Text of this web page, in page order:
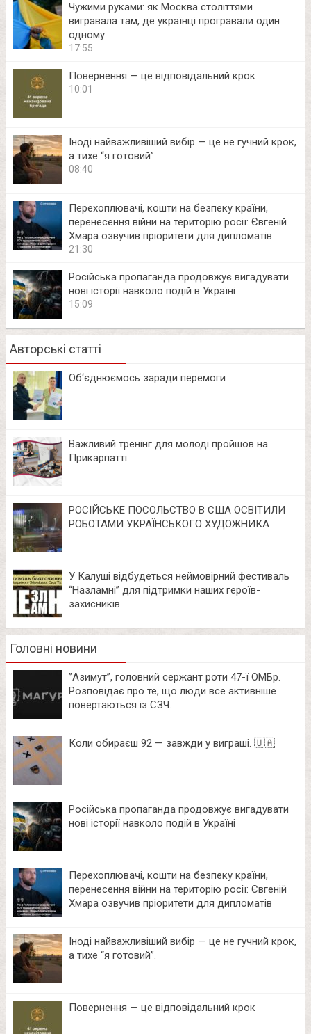
Чужими руками: як Москва століттями
вигравала там, де українці програвали один
одному
17:55
Повернення — це відповідальний крок
10:01
Іноді найважливіший вибір — це не гучний крок,
а тихе “я готовий”.
08:40
Перехоплювачі, кошти на безпеку країни,
перенесення війни на територію росії: Євгеній
Хмара озвучив пріоритети для дипломатів
21:30
Російська пропаганда продовжує вигадувати
нові історії навколо подій в Україні
15:09
Авторські статті
Об‘єднюємось заради перемоги
Важливий тренінг для молоді пройшов на
Прикарпатті.
РОСІЙСЬКЕ ПОСОЛЬСТВО В США ОСВІТИЛИ
РОБОТАМИ УКРАЇНСЬКОГО ХУДОЖНИКА
У Калуші відбудеться неймовірний фестиваль
“Назламні” для підтримки наших героїв-
захисників
Головні новини
⁨”Азимут”, головний сержант роти 47-ї ОМБр.
Розповідає про те, що люди все активніше
повертаються із СЗЧ.
Коли обираєш 92 — завжди у виграші. 🇺🇦
Російська пропаганда продовжує вигадувати
нові історії навколо подій в Україні
Перехоплювачі, кошти на безпеку країни,
перенесення війни на територію росії: Євгеній
Хмара озвучив пріоритети для дипломатів
Іноді найважливіший вибір — це не гучний крок,
а тихе “я готовий”.
Повернення — це відповідальний крок